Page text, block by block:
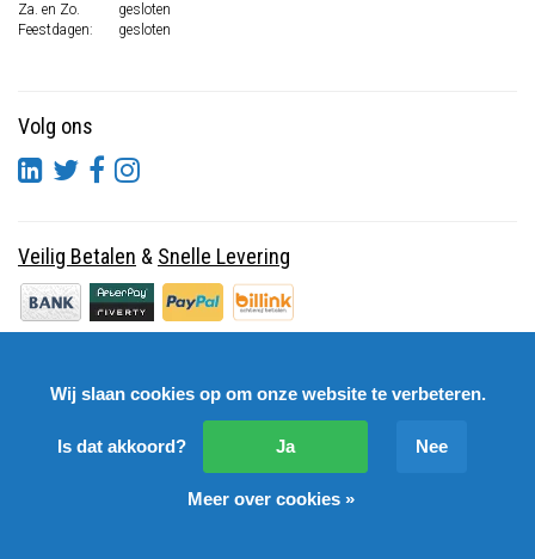
Za. en Zo.
gesloten
Feestdagen:
gesloten
Volg ons
Veilig Betalen & Snelle Levering
© Copyright 2026 DutchSpares B.V. - Design by
Wij slaan cookies op om onze website te verbeteren.
Is dat akkoord? Ja Nee
Meer over cookies »